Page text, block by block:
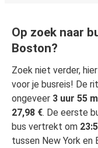
Op zoek naar
Boston?
Zoek niet verder,
voor je busreis! De
ongeveer 3 uur 55
27,98 €. De eerste
bus vertrekt om
tussen New York